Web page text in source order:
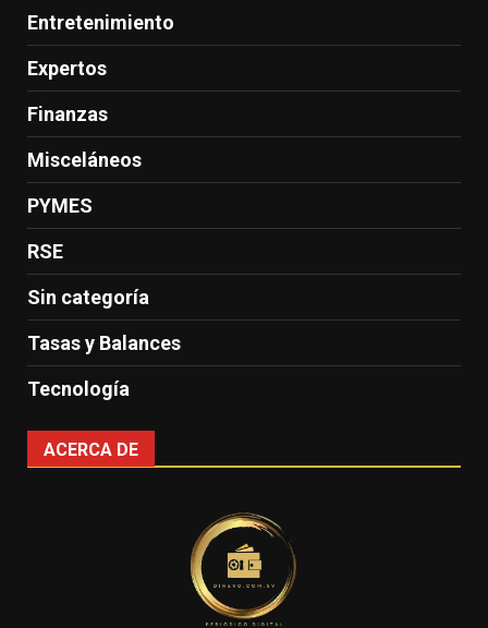
Entretenimiento
Expertos
Finanzas
Misceláneos
PYMES
RSE
Sin categoría
Tasas y Balances
Tecnología
ACERCA DE